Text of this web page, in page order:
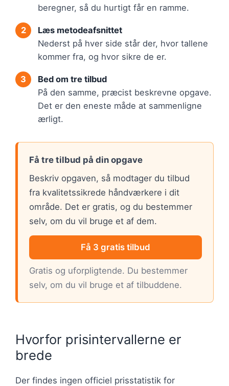
beregner, så du hurtigt får en ramme.
Læs metodeafsnittet
Nederst på hver side står der, hvor tallene
kommer fra, og hvor sikre de er.
Bed om tre tilbud
På den samme, præcist beskrevne opgave.
Det er den eneste måde at sammenligne
ærligt.
Få tre tilbud på din opgave
Beskriv opgaven, så modtager du tilbud
fra kvalitetssikrede håndværkere i dit
område. Det er gratis, og du bestemmer
selv, om du vil bruge et af dem.
Få 3 gratis tilbud
Gratis og uforpligtende. Du bestemmer
selv, om du vil bruge et af tilbuddene.
Hvorfor prisintervallerne er
brede
Der findes ingen officiel prisstatistik for